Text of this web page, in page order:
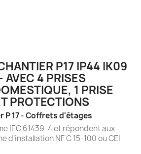
P17 IP44 IK09
4 PRISES
1 PRISE
PROTECTIONS
17 - Coffrets d'étages
IEC 61439-4 et répondent aux
d'installation NF C 15-100 ou CEI